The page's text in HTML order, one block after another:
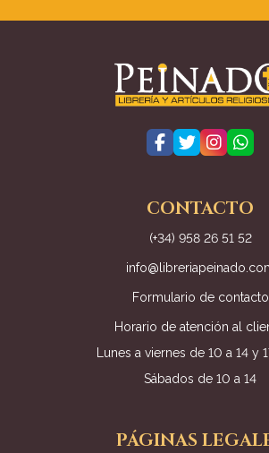
CONTACTO
(+34) 958 26 51 52
Formulario de contacto
Horario de atención al
Lunes a viernes de 10 a 14 y
Sábados de 10 a 14
PÁGINAS